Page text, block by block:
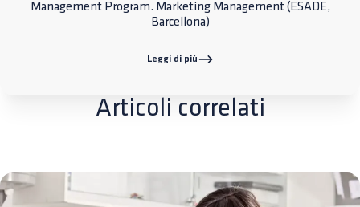
Management Program. Marketing Management (ESADE,
Barcellona)
Leggi di più
Articoli correlati